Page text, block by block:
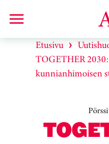
Etusivu
TOGETHER
kunnianhimoisen